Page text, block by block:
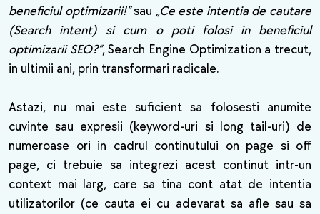
beneficiul optimizarii!”sau „Ce este intentia de cautare
(Search intent) si cum o poti folosi in beneficiul
optimizarii SEO?”, Search Engine Optimization a trecut,
in ultimii ani, prin transformari radicale.
Astazi, nu mai este suficient sa folosesti anumite
cuvinte sau expresii (keyword-uri si long tail-uri) de
numeroase ori in cadrul continutului on page si off
page, ci trebuie sa integrezi acest continut intr-un
context mai larg, care sa tina cont atat de intentia
utilizatorilor (ce cauta ei cu adevarat sa afle sau sa